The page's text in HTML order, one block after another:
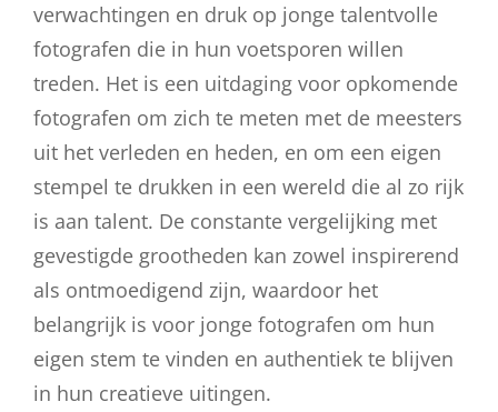
verwachtingen en druk op jonge talentvolle
fotografen die in hun voetsporen willen
treden. Het is een uitdaging voor opkomende
fotografen om zich te meten met de meesters
uit het verleden en heden, en om een eigen
stempel te drukken in een wereld die al zo rijk
is aan talent. De constante vergelijking met
gevestigde grootheden kan zowel inspirerend
als ontmoedigend zijn, waardoor het
belangrijk is voor jonge fotografen om hun
eigen stem te vinden en authentiek te blijven
in hun creatieve uitingen.